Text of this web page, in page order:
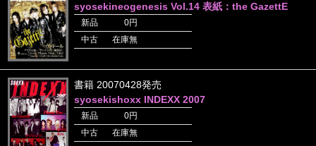
syosekineogenesis Vol.14 表紙：the GazettE
新品
0円
中古
在庫無
書籍 20070428発売
syosekishoxx INDEXX 2007
新品
0円
中古
在庫無